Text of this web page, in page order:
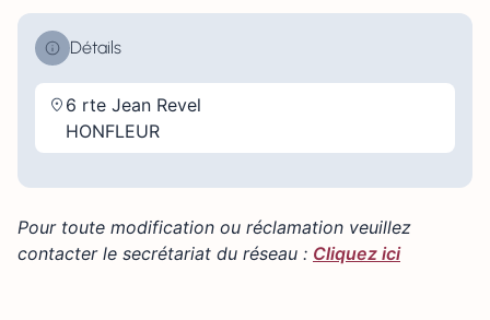
Détails
6 rte Jean Revel
HONFLEUR
Pour toute modification ou réclamation veuillez
contacter le secrétariat du réseau : Cliquez ici